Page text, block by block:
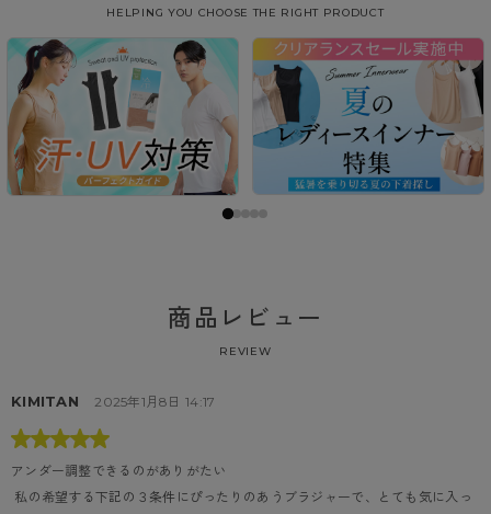
HELPING YOU CHOOSE THE RIGHT PRODUCT
商品レビュー
REVIEW
KIMITAN 2025年1月8日 14:17
アンダー調整できるのがありがたい